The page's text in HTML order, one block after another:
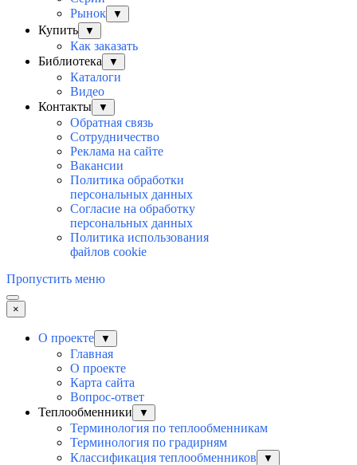
Рынок
▼
Купить ▼
Как заказать
Библиотека
▼
Каталоги
Видео
Контакты
▼
Обратная связь
Сотрудничество
Реклама на сайте
Вакансии
Политика обработки
персональных данных
Согласие на обработку
персональных данных
Политика использования
файлов cookie
Пропустить меню
×
О проекте ▼
Главная
О проекте
Карта сайта
Вопрос-ответ
Теплообменники
▼
Терминология по теплообменникам
Терминология по градирням
Классификация теплообменников
▼